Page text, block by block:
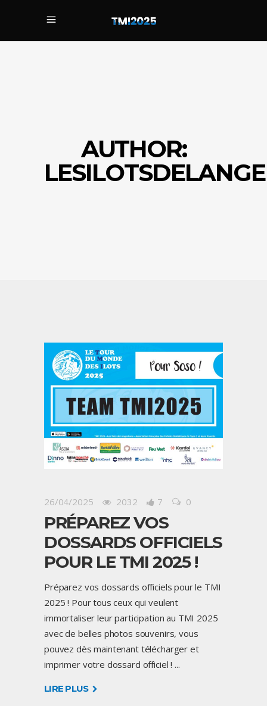
AUTHOR:
26/04/2025 2032 7 0
PRÉPAREZ VOS
DOSSARDS OFFICIELS
POUR LE TMI 2025 !
Préparez vos dossards officiels pour le TMI
2025 ! Pour tous ceux qui veulent
immortaliser leur participation au TMI 2025
avec de belles photos souvenirs, vous
pouvez dès maintenant télécharger et
imprimer votre dossard officiel !
LIRE PLUS